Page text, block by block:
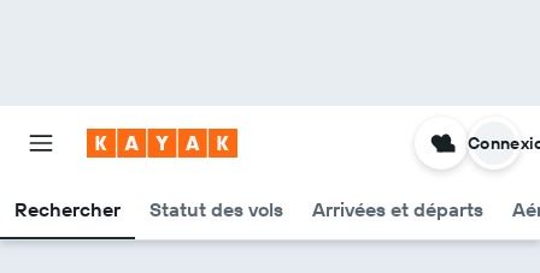
Rechercher Statut des vols Arrivées et départs